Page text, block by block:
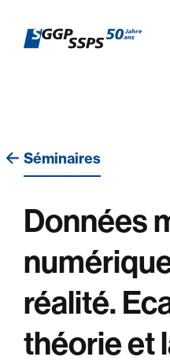
Séminaires
Données
réalité.
théorie et